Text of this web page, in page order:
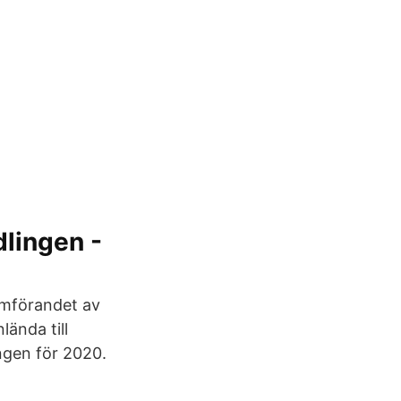
-
av
till
för 2020.